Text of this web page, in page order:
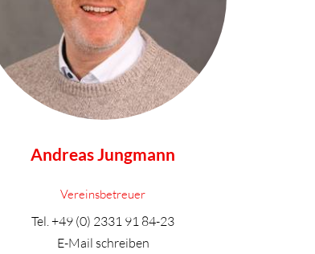
Andreas Jungmann
Vereinsbetreuer
Tel.+49 (0) 2331 91 84-23
E-Mail schreiben